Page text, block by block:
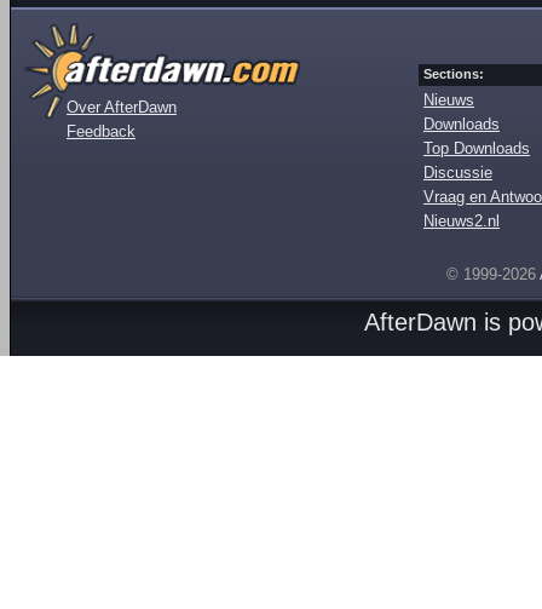
Over AfterDawn
Feedback
Sections:
Nieuws
Downloads
Top Downloads
Discussie
Vraag en
Nieuws2.nl
© 1999-2026
AfterDawn is